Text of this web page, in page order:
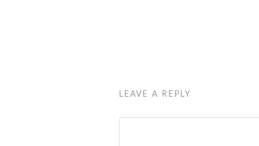
LEAVE A REPLY